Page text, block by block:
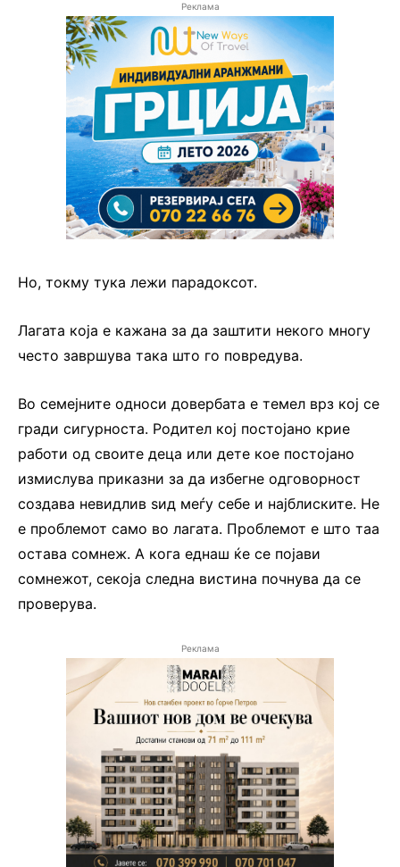
Реклама
Но, токму тука лежи парадоксот.
Лагата која е кажана за да заштити некого многу
често завршува така што го повредува.
Во семејните односи довербата е темел врз кој се
гради сигурноста. Родител кој постојано крие
работи од своите деца или дете кое постојано
измислува приказни за да избегне одговорност
создава невидлив ѕид меѓу себе и најблиските. Не
е проблемот само во лагата. Проблемот е што таа
остава сомнеж. А кога еднаш ќе се појави
сомнежот, секоја следна вистина почнува да се
проверува.
Реклама